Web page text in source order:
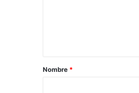
a
r
Nombre *